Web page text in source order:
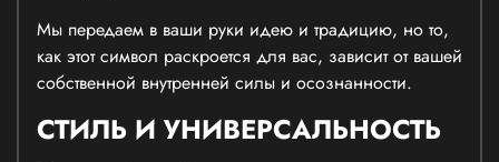
Мы передаем в ваши руки идею и традицию, но то,
как этот символ раскроется для вас, зависит от вашей
собственной внутренней силы и осознанности.
СТИЛЬ И УНИВЕРСАЛЬНОСТЬ